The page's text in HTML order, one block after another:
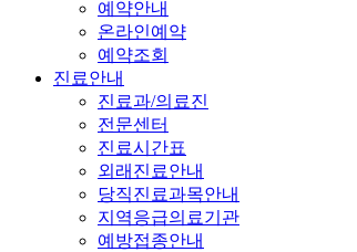
예약안내
온라인예약
예약조회
진료안내
진료과/의료진
전문센터
진료시간표
외래진료안내
당직진료과목안내
지역응급의료기관
예방접종안내